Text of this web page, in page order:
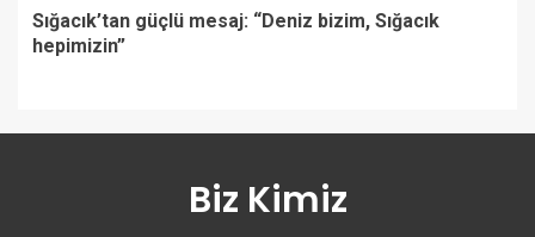
Sığacık’tan güçlü mesaj: “Deniz bizim, Sığacık
hepimizin”
Biz Kimiz